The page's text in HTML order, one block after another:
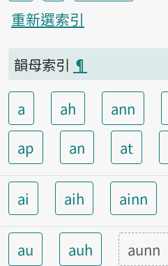
重新選索引
韻母索引 ¶
a ah ann
ap
an at
ai aih ainn
au auh aunn